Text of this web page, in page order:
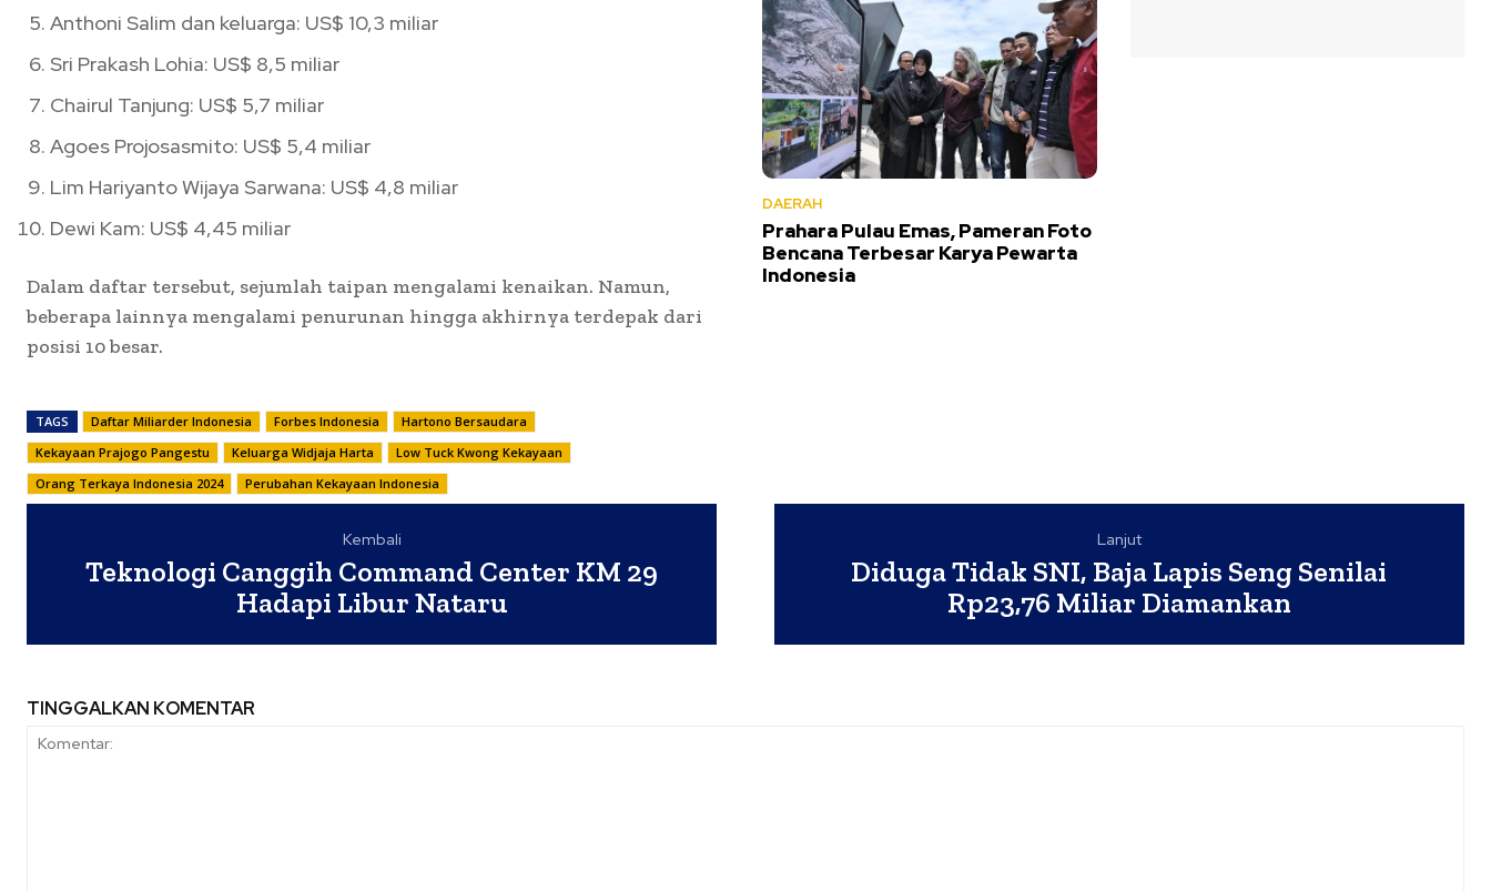
Anthoni Salim dan keluarga: US$ 10,3 miliar
Sri Prakash Lohia: US$ 8,5 miliar
Chairul Tanjung: US$ 5,7 miliar
Agoes Projosasmito: US$ 5,4 miliar
Lim Hariyanto Wijaya Sarwana: US$ 4,8 miliar
Dewi Kam: US$ 4,45 miliar
Dalam daftar tersebut, sejumlah taipan mengalami kenaikan. Namun,
beberapa lainnya mengalami penurunan hingga akhirnya terdepak dari
posisi 10 besar.
TAGS Daftar Miliarder Indonesia Forbes Indonesia
Hartono Bersaudara
Kekayaan Prajogo Pangestu
Keluarga Widjaja Harta
Low Tuck Kwong Kekayaan
Orang Terkaya Indonesia 2024
Perubahan Kekayaan Indonesia
DAERAH
Prahara Pulau Emas, Pameran Foto
Bencana Terbesar Karya Pewarta
Indonesia
Kembali
Teknologi Canggih Command Center KM 29
Hadapi Libur Nataru
Lanjut
Diduga Tidak SNI, Baja Lapis Seng Senilai
Rp23,76 Miliar Diamankan
TINGGALKAN KOMENTAR